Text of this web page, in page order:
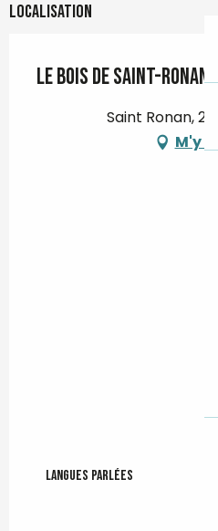
Localisation
Le bois de Saint-Ronan
Saint Ronan,
M'y
Langues parlées
Langues parlées